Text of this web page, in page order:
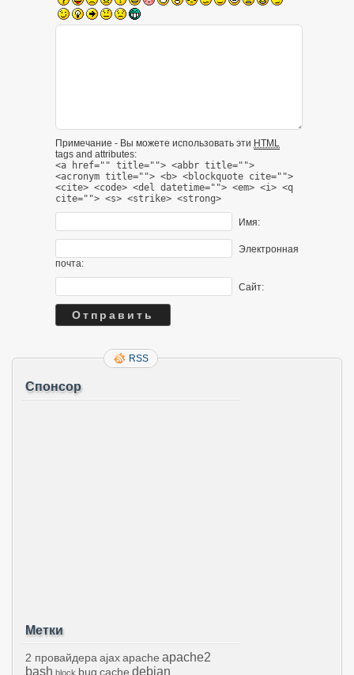
Примечание - Вы можете использовать эти HTML
tags and attributes:
<a href="" title=""> <abbr title="">
<acronym title=""> <b> <blockquote cite="">
<cite> <code> <del datetime=""> <em> <i> <q
cite=""> <s> <strike> <strong>
Имя:
Электронная
почта:
Сайт:
RSS
Спонсор
Метки
2 провайдера ajaxapache apache2
bash block bug cache debian